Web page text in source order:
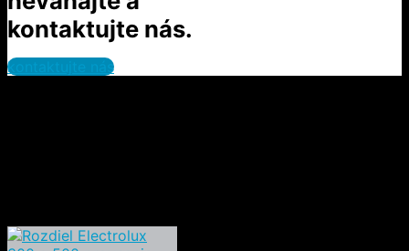
kontaktujte nás.
kontaktujte nás